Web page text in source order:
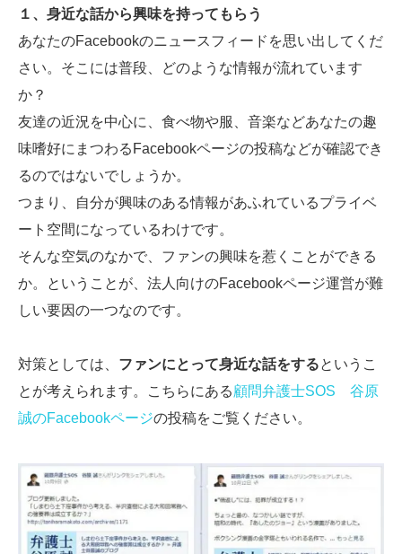
１、身近な話から興味を持ってもらう
あなたのFacebookのニュースフィードを思い出してくだ
さい。そこには普段、どのような情報が流れています
か？
友達の近況を中心に、食べ物や服、音楽などあなたの趣
味嗜好にまつわるFacebookページの投稿などが確認でき
るのではないでしょうか。
つまり、自分が興味のある情報があふれているプライベ
ート空間になっているわけです。
そんな空気のなかで、ファンの興味を惹くことができる
か。ということが、法人向けのFacebookページ運営が難
しい要因の一つなのです。
対策としては、 ファンにとって身近な話をするというこ
とが考えられます。こちらにある顧問弁護士SOS 谷原
誠のFacebookページの投稿をご覧ください。